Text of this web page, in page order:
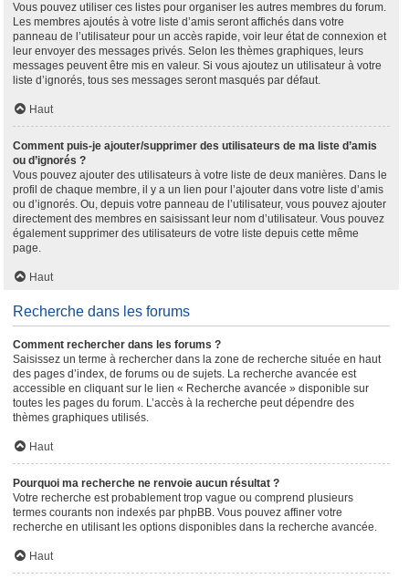
Vous pouvez utiliser ces listes pour organiser les autres membres du forum.
Les membres ajoutés à votre liste d’amis seront affichés dans votre
panneau de l’utilisateur pour un accès rapide, voir leur état de connexion et
leur envoyer des messages privés. Selon les thèmes graphiques, leurs
messages peuvent être mis en valeur. Si vous ajoutez un utilisateur à votre
liste d’ignorés, tous ses messages seront masqués par défaut.
Haut
Comment puis-je ajouter/supprimer des utilisateurs de ma liste d’amis
ou d’ignorés ?
Vous pouvez ajouter des utilisateurs à votre liste de deux manières. Dans le
profil de chaque membre, il y a un lien pour l’ajouter dans votre liste d’amis
ou d’ignorés. Ou, depuis votre panneau de l’utilisateur, vous pouvez ajouter
directement des membres en saisissant leur nom d’utilisateur. Vous pouvez
également supprimer des utilisateurs de votre liste depuis cette même
page.
Haut
Recherche dans les forums
Comment rechercher dans les forums ?
Saisissez un terme à rechercher dans la zone de recherche située en haut
des pages d’index, de forums ou de sujets. La recherche avancée est
accessible en cliquant sur le lien « Recherche avancée » disponible sur
toutes les pages du forum. L’accès à la recherche peut dépendre des
thèmes graphiques utilisés.
Haut
Pourquoi ma recherche ne renvoie aucun résultat ?
Votre recherche est probablement trop vague ou comprend plusieurs
termes courants non indexés par phpBB. Vous pouvez affiner votre
recherche en utilisant les options disponibles dans la recherche avancée.
Haut